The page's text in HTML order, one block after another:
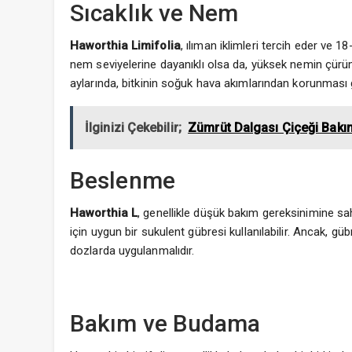
Sıcaklık ve Nem
Haworthia Limifolia, ılıman iklimleri tercih eder ve
nem seviyelerine dayanıklı olsa da, yüksek nemin
aylarında, bitkinin soğuk hava akımlarından
İlginizi Çekebilir; Zümrüt Dalgası Çiçeği
Beslenme
Haworthia L, genellikle düşük bakım gereksinimine
için uygun bir sukulent gübresi kullanılabilir. Ancak,
dozlarda uygulanmalıdır.
Bakım ve Budama